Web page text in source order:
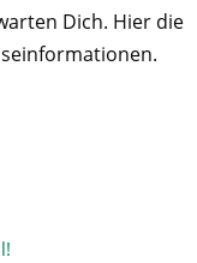
Dich. Hier die